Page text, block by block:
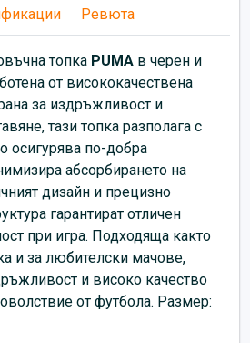
Ревюта
топка PUMA в черен и
от висококачествена
за издръжливост и
тази топка разполага с
осигурява по-добра
абсорбирането на
дизайн и прецизно
гарантират отличен
при игра. Подходяща както
и за любителски мачове,
и високо качество
от футбола. Размер: